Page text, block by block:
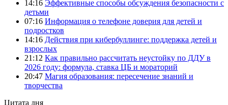
14:16 Эффективные способы обсуждения безопасности с
детьми
07:16 Информация о телефоне доверия для детей и
подростков
14:16 Действия при кибербуллинге: поддержка детей и
взрослых
21:12 Как правильно рассчитать неустойку по ДДУ в
2026 году: формула, ставка ЦБ и мораторий
20:47 Магия образования: пересечение знаний и
творчества
Цитата дня